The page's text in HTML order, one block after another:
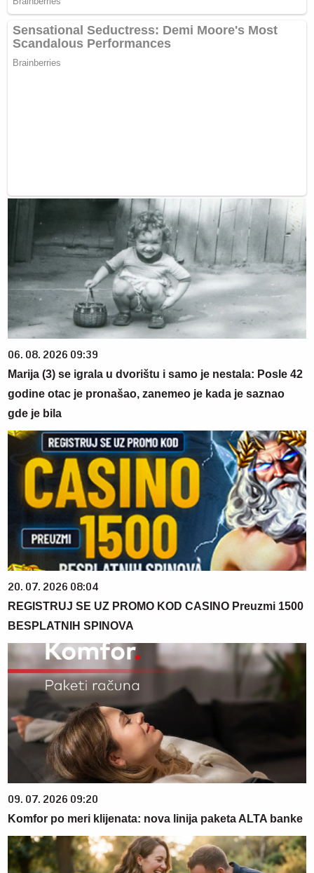
06. 08. 2026 09:39
Marija (3) se igrala u dvorištu i samo je nestala: Posle 42
godine otac je pronašao, zanemeo je kada je saznao
gde je bila
20. 07. 2026 08:04
REGISTRUJ SE UZ PROMO KOD CASINO Preuzmi 1500
BESPLATNIH SPINOVA
09. 07. 2026 09:20
Komfor po meri klijenata: nova linija paketa ALTA banke